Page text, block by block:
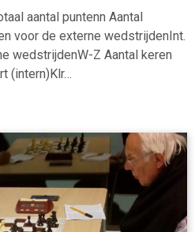
aantal puntenn Aantal
voor de externe wedstrijdenInt.
wedstrijdenW-Z Aantal keren
(intern)Klr…